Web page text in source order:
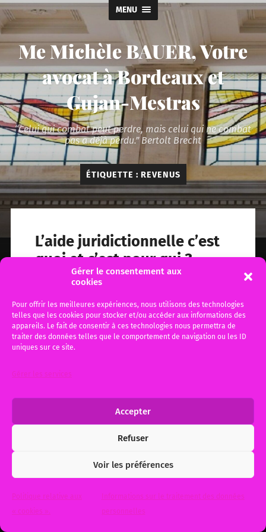
Gérer le consentement aux
cookies
Pour offrir les meilleures expériences, nous utilisons des technologies
telles que les cookies pour stocker et/ou accéder aux informations des
appareils. Le fait de consentir à ces technologies nous permettra de
traiter des données telles que le comportement de navigation ou les ID
uniques sur ce site.
Gérer les services
Accepter
Refuser
Voir les préférences
Politique relative aux
« cookies ».
Informations sur le traitement des données
personnelles
MENU
Me Michèle BAUER, Votre
avocat à Bordeaux et
Gujan-Mestras
“Celui qui combat peut perdre, mais celui qui ne combat
pas a déjà perdu.” Bertolt Brecht
ÉTIQUETTE : REVENUS
L’aide juridictionnelle c’est
quoi et c’est pour qui ?
Explications en images.
Un deuxième petit film d’animation pour vous
expliquer l’aide juridictionnelle: c’est quoi et
c’est pour qui ? Vous pouvez vous…
Me Michèle BAUER, Votre avocat à Bordeaux et Gujan-
Mestras. Theme byAnders Norén.